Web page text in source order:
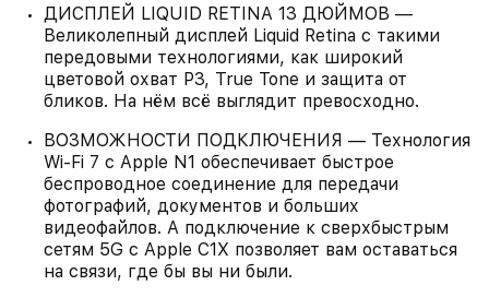
ДИСПЛЕЙ LIQUID RETINA 13 ДЮЙМОВ —
Великолепный дисплей Liquid Retina с такими
передовыми технологиями, как широкий
цветовой охват P3, True Tone и защита от
бликов. На нём всё выглядит превосходно.
ВОЗМОЖНОСТИ ПОДКЛЮЧЕНИЯ — Технология
Wi-Fi 7 с Apple N1 обеспечивает быстрое
беспроводное соединение для передачи
фотографий, документов и больших
видеофайлов. А подключение к сверхбыстрым
сетям 5G с Apple C1X позволяет вам оставаться
на связи, где бы вы ни были.